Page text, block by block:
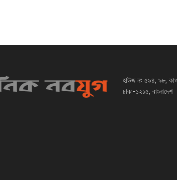
হাউজ নং ৫৯৪, ৯৮,
ঢাকা-১২১৫, বাংলাদেশ